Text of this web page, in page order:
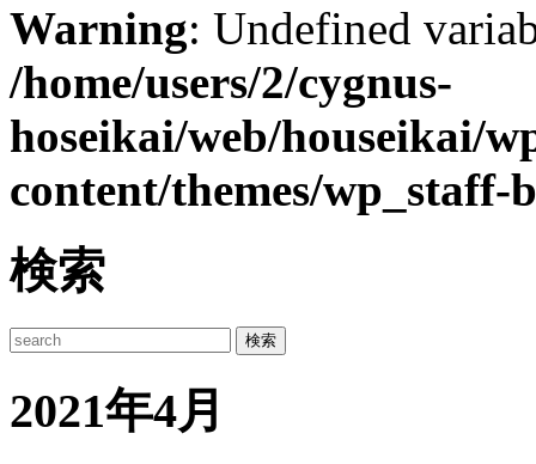
Warning: Undefined
/home/users/2/cygnus-
hoseikai/web/houseikai/
content/themes/wp_staff-
検索
2021年4月